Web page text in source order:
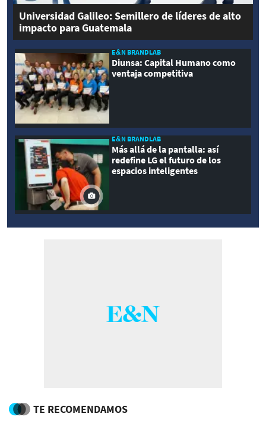
Universidad Galileo: Semillero de líderes de alto
impacto para Guatemala
E&N BRANDLAB
Diunsa: Capital Humano como
ventaja competitiva
E&N BRANDLAB
Más allá de la pantalla: así
redefine LG el futuro de los
espacios inteligentes
TE RECOMENDAMOS